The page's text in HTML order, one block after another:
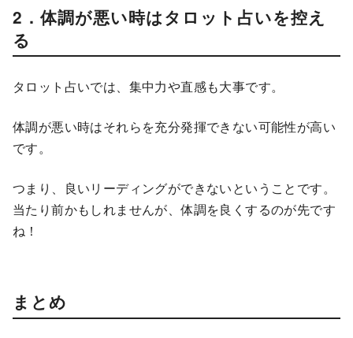
2．体調が悪い時はタロット占いを控え
る
タロット占いでは、集中力や直感も大事です。
体調が悪い時はそれらを充分発揮できない可能性が高い
です。
つまり、良いリーディングができないということです。
当たり前かもしれませんが、体調を良くするのが先です
ね！
まとめ